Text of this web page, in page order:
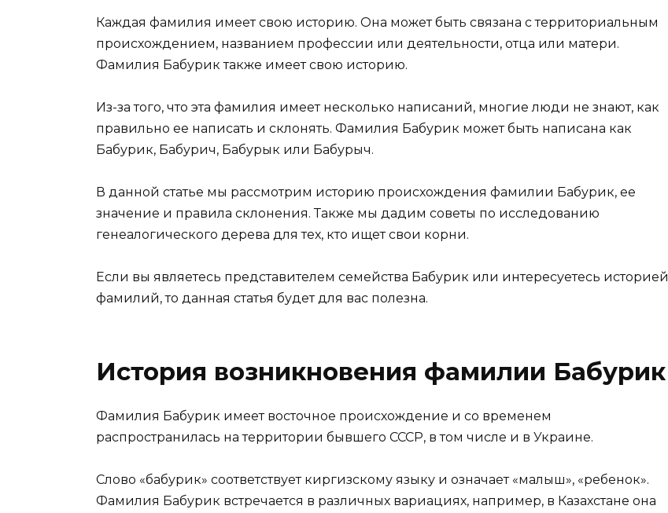
Каждая фамилия имеет свою историю. Она может быть связана с территориальным
происхождением, названием профессии или деятельности, отца или матери.
Фамилия Бабурик также имеет свою историю.
Из-за того, что эта фамилия имеет несколько написаний, многие люди не знают, как
правильно ее написать и склонять. Фамилия Бабурик может быть написана как
Бабурик, Бабурич, Бабурык или Бабурыч.
В данной статье мы рассмотрим историю происхождения фамилии Бабурик, ее
значение и правила склонения. Также мы дадим советы по исследованию
генеалогического дерева для тех, кто ищет свои корни.
Если вы являетесь представителем семейства Бабурик или интересуетесь историей
фамилий, то данная статья будет для вас полезна.
История возникновения фамилии Бабурик
Фамилия Бабурик имеет восточное происхождение и со временем
распространилась на территории бывшего СССР, в том числе и в Украине.
Слово «бабурик» соответствует киргизскому языку и означает «малыш», «ребенок».
Фамилия Бабурик встречается в различных вариациях, например, в Казахстане она